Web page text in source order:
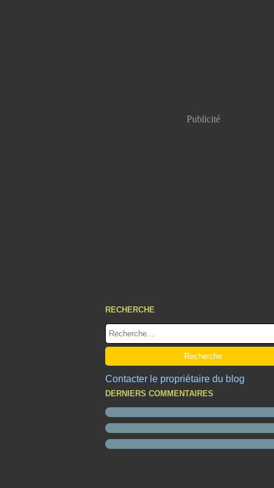
Publicité
RECHERCHE
Contacter le propriétaire du blog
DERNIERS COMMENTAIRES